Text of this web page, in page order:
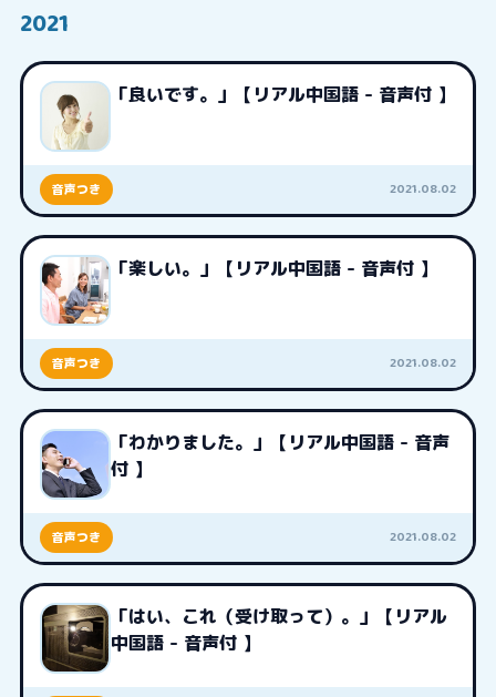
2021
「良いです。」【リアル中国語 - 音声付 】
音声つき 2021.08.02
「楽しい。」【リアル中国語 - 音声付 】
音声つき 2021.08.02
「わかりました。」【リアル中国語 - 音声
付 】
音声つき 2021.08.02
「はい、これ（受け取って）。」【リアル
中国語 - 音声付 】